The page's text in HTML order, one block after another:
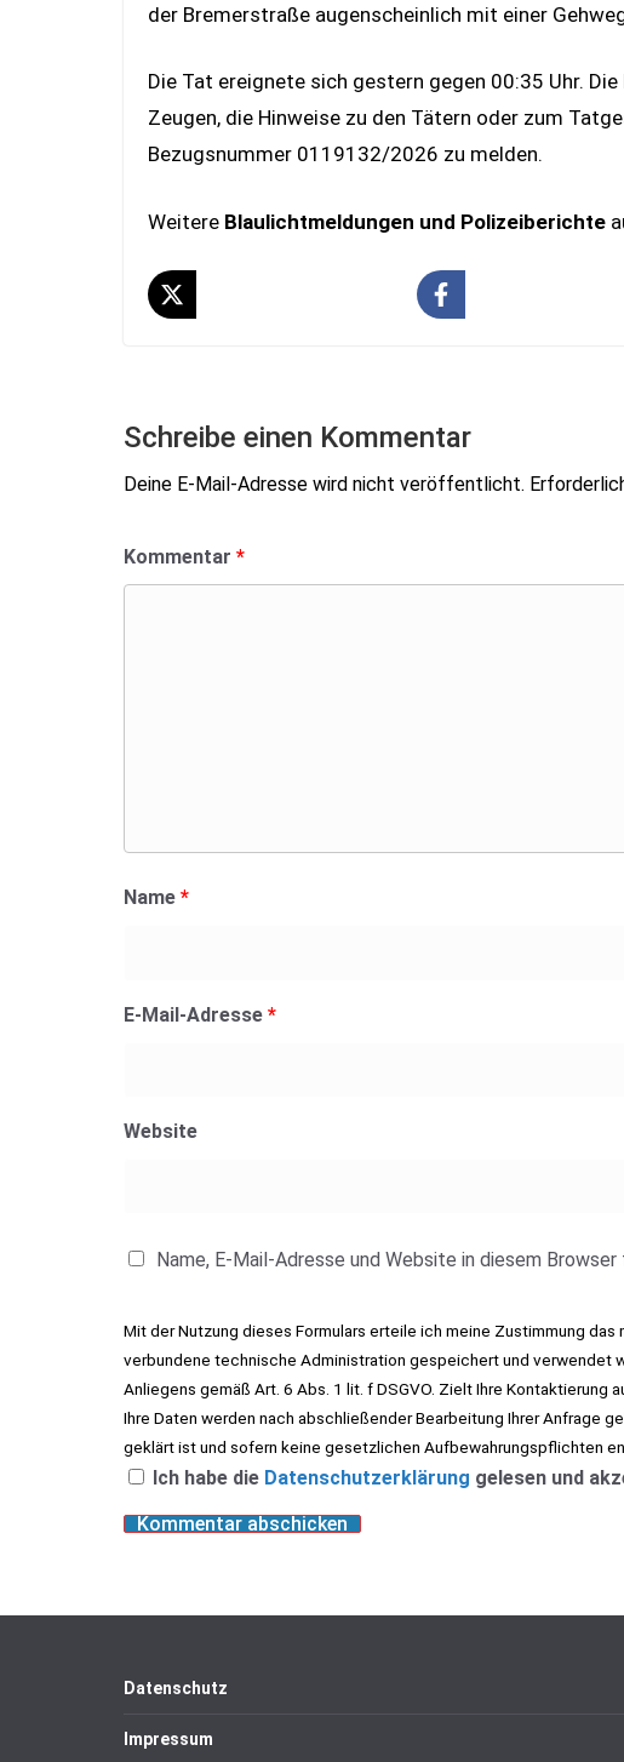
der Bremerstraße augenscheinlich mit einer
Die Tat ereignete sich gestern gegen 00:35 Uhr.
Zeugen, die Hinweise zu den Tätern oder zum
Bezugsnummer 0119132/2026 zu melden.
Weitere Blaulichtmeldungen und Polizeiberichte
Schreibe einen Kommentar
Deine E-Mail-Adresse wird nicht veröffentlicht.
Kommentar *
Name *
E-Mail-Adresse *
Website
Name, E-Mail-Adresse und Website in diesem
Mit der Nutzung dieses Formulars erteile ich meine Zustimmung
verbundene technische Administration gespeichert und verwendet
Anliegens gemäß Art. 6 Abs. 1 lit. f DSGVO. Zielt Ihre
Ihre Daten werden nach abschließender Bearbeitung Ihrer Anfrage
geklärt ist und sofern keine gesetzlichen Aufbewahrungspflichten
Ich habe die Datenschutzerklärung gelesen und
Datenschutz
Impressum